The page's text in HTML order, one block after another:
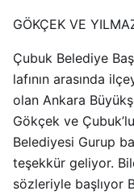
GÖKÇEK VE
Çubuk Belediye
lafının arasında
olan Ankara
Gökçek ve
Belediyesi Gurup
teşekkür geliyor.
sözleriyle başlıyor